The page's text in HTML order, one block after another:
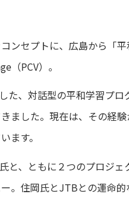
ンセプトに、広島から「
（PCV）。
た、対話型の平和学習プ
ました。現在は、その経
ます。
と、ともに２つのプロジ
。住岡氏とJTBとの運命